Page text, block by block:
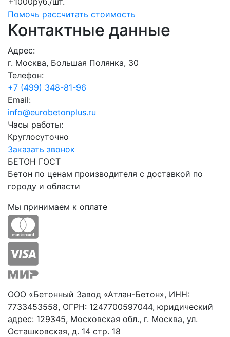
Помочь рассчитать стоимость
Контактные данные
Адрес:
г. Москва, Большая Полянка, 30
Телефон:
+7 (499) 348-81-96
Email:
info@eurobetonplus.ru
Часы работы:
Круглосуточно
Заказать звонок
БЕТОН ГОСТ
Бетон по ценам производителя с доставкой по
городу и области
Мы принимаем к оплате
ООО «Бетонный Завод «Атлан-Бетон», ИНН:
7733453558, ОГРН: 1247700597044, юридический
адрес: 129345, Московская обл., г. Москва, ул.
Осташковская, д. 14 стр. 18